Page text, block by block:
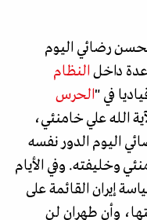
رضائي اليوم
داخل النظام
في "الحرس
الله علي خامنئي،
اليوم الدور نفسه
وخليفته. وفي الأيام
إيران القائمة على
وأن طهران لن